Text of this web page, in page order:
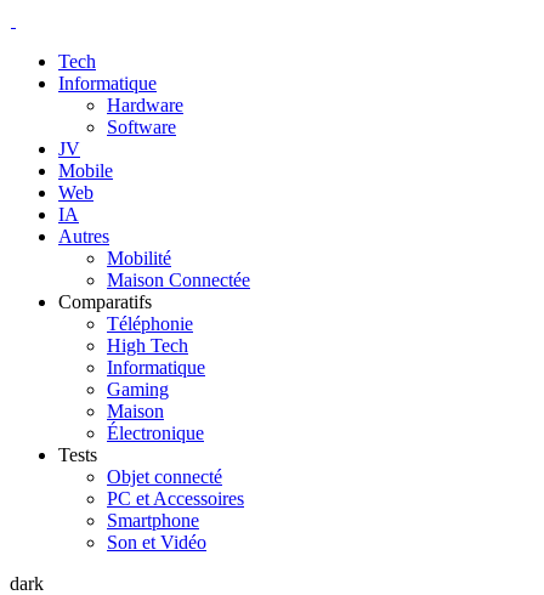
Tech
Informatique
Hardware
Software
JV
Mobile
Web
IA
Autres
Mobilité
Maison Connectée
Comparatifs
Téléphonie
High Tech
Informatique
Gaming
Maison
Électronique
Tests
Objet connecté
PC et Accessoires
Smartphone
Son et Vidéo
dark